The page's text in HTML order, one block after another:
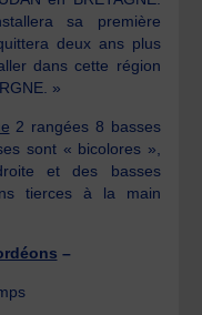
sa première
deux ans plus
dans cette région
»
2 rangées 8 basses
sont « bicolores »,
et des basses
tierces à la main
–